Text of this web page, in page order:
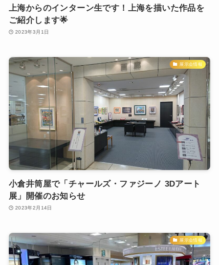
上海からのインターン生です！上海を描いた作品を
ご紹介します🌟
2023年3月1日
展示会情報
小倉井筒屋で「チャールズ・ファジーノ 3Dアート
展」開催のお知らせ
2023年2月14日
展示会情報